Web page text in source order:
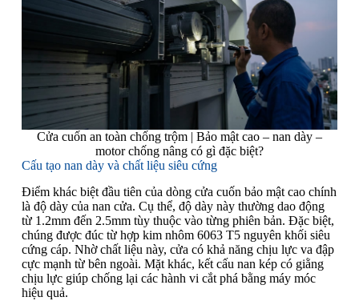
Cửa cuốn an toàn chống trộm | Bảo mật cao – nan dày –
motor chống nâng có gì đặc biệt?
Cấu tạo nan dày và chất liệu siêu cứng
Điểm khác biệt đầu tiên của dòng cửa cuốn bảo mật cao chính
là độ dày của nan cửa. Cụ thể, độ dày này thường dao động
từ 1.2mm đến 2.5mm tùy thuộc vào từng phiên bản. Đặc biệt,
chúng được đúc từ hợp kim nhôm 6063 T5 nguyên khối siêu
cứng cáp. Nhờ chất liệu này, cửa có khả năng chịu lực va đập
cực mạnh từ bên ngoài. Mặt khác, kết cấu nan kép có giằng
chịu lực giúp chống lại các hành vi cắt phá bằng máy móc
hiệu quả.